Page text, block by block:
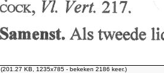
(201.27 KB, 1235x785 - bekeken 2186 keer.)